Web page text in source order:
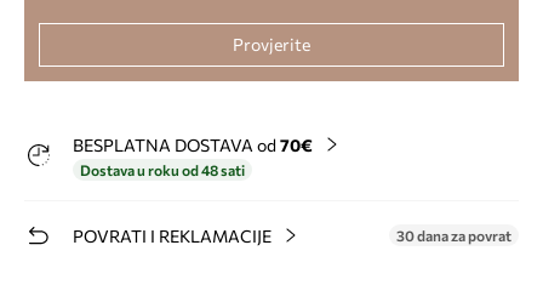
Provjerite
BESPLATNA DOSTAVA od 70€
Dostava u roku od 48 sati
POVRATI I REKLAMACIJE 30 dana za povrat